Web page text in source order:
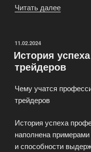
Читать далее
ОПУБЛИКОВАНО
11.02.2024
История
трейдеров
Чему учатся
трейдеров
История успеха
наполнена
и способности